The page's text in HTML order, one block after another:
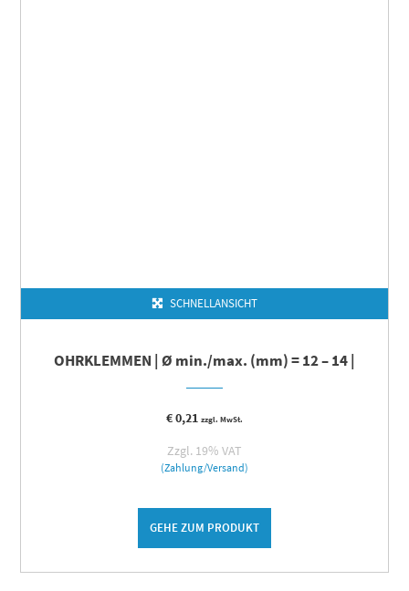
SCHNELLANSICHT
OHRKLEMMEN | Ø min./max. (mm) = 12 – 14 |
€0,21 zzgl. MwSt.
Zzgl. 19% VAT
(Zahlung/Versand)
GEHE ZUM PRODUKT